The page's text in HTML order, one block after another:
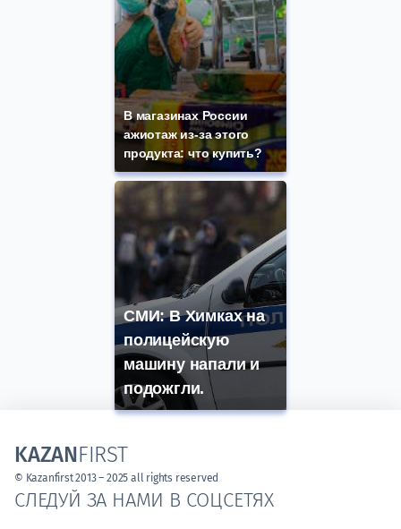
В магазинах России
ажиотаж из-за этого
продукта: что купить?
СМИ: В Химках на
полицейскую
машину напали и
подожгли.
СЛЕДУЙ ЗА НАМИ В СОЦСЕТЯХ
KAZANFIRST
© Kazanfirst 2013 – 2025 all rights reserved